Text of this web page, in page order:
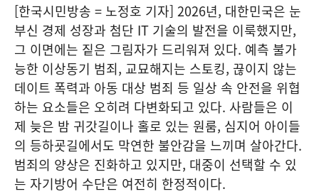
[한국시민방송 = 노정호 기자] 2026년, 대한민국은 눈
부신 경제 성장과 첨단 IT 기술의 발전을 이룩했지만,
그 이면에는 짙은 그림자가 드리워져 있다. 예측 불가
능한 이상동기 범죄, 교묘해지는 스토킹, 끊이지 않는
데이트 폭력과 아동 대상 범죄 등 일상 속 안전을 위협
하는 요소들은 오히려 다변화되고 있다. 사람들은 이
제 늦은 밤 귀갓길이나 홀로 있는 원룸, 심지어 아이들
의 등하굣길에서도 막연한 불안감을 느끼며 살아간다.
범죄의 양상은 진화하고 있지만, 대중이 선택할 수 있
는 자기방어 수단은 여전히 한정적이다.